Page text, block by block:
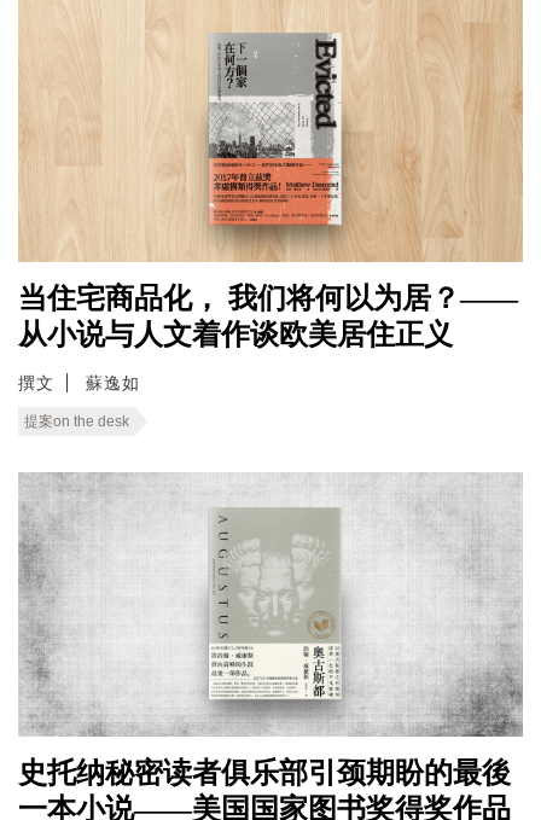
当住宅商品化， 我们将何以为居？——
从小说与人文着作谈欧美居住正义
撰文 蘇逸如
提案on the desk
史托纳秘密读者俱乐部引颈期盼的最後
一本小说——美国国家图书奖得奖作品